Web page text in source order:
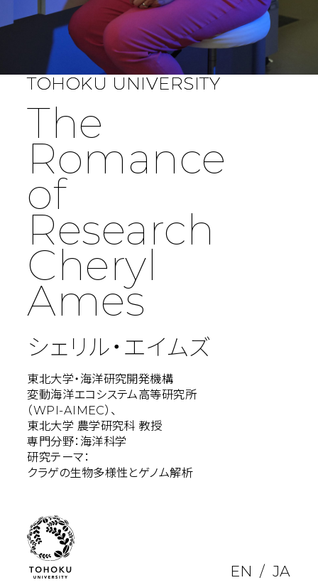
TOHOKU UNIVERSITY
The
Romance
of
Research
Cheryl
Ames
シェリル・エイムズ
東北大学・海洋研究開発機構
変動海洋エコシステム高等研究所
（WPI-AIMEC）、
東北大学 農学研究科 教授
専門分野：海洋科学
研究テーマ：
クラゲの生物多様性とゲノム解析
EN JA